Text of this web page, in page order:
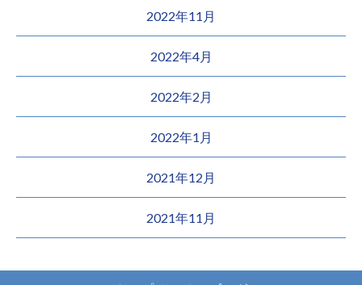
2022年11月
2022年4月
2022年2月
2022年1月
2021年12月
2021年11月